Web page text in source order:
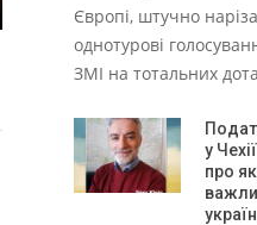
Європі, штучно
однотурові
ЗМІ на тотальних
у
про